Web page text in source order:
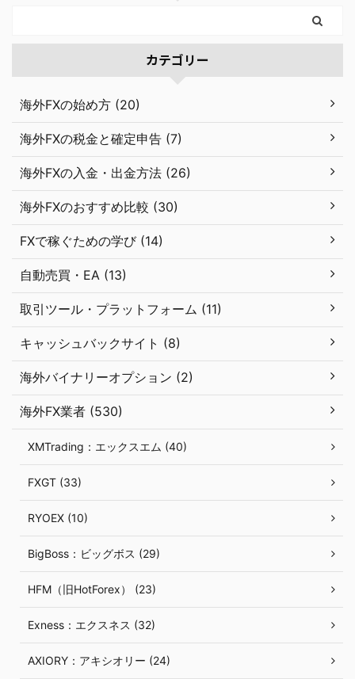
カテゴリー
海外FXの始め方 (20)
海外FXの税金と確定申告 (7)
海外FXの入金・出金方法 (26)
海外FXのおすすめ比較 (30)
FXで稼ぐための学び (14)
自動売買・EA (13)
取引ツール・プラットフォーム (11)
キャッシュバックサイト (8)
海外バイナリーオプション (2)
海外FX業者 (530)
XMTrading：エックスエム (40)
FXGT (33)
RYOEX (10)
BigBoss：ビッグボス (29)
HFM（旧HotForex） (23)
Exness：エクスネス (32)
AXIORY：アキシオリー (24)